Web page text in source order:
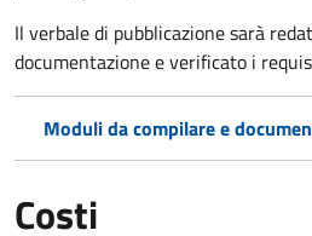
Il verbale di pubblicazione sarà
documentazione e verificato i
Moduli da compilare e
Costi